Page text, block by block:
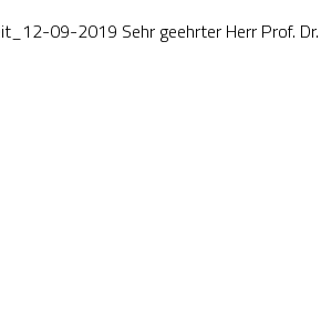
09-2019 Sehr geehrter Herr Prof.